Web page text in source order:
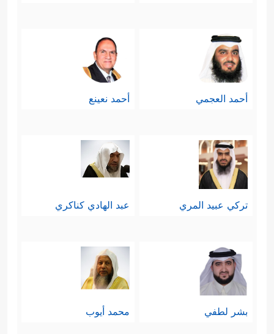
أحمد العجمي أحمد نعينع
تركي عبيد المري عبد الهادي كناكري
بشر لطفي محمد أيوب